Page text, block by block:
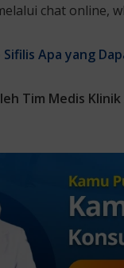
chat online,
Apa yang
Tim Medis